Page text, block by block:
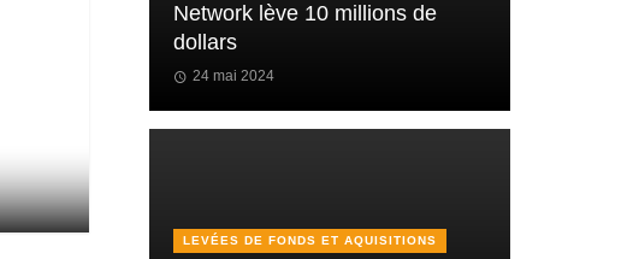
Network lève 10 millions de
dollars
24 mai 2024
LEVÉES DE FONDS ET AQUISITIONS